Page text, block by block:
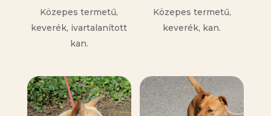
Közepes termetű,
keverék, ivartalanított
kan.
Közepes termetű,
keverék, kan.